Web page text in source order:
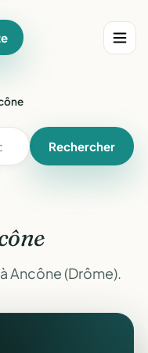
Rechercher
Ancône (Drôme).